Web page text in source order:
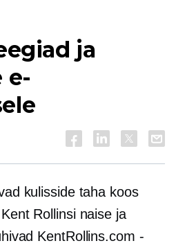
ja
e-
kulisside taha koos
Rollinsi naise ja
KentRollins.com -